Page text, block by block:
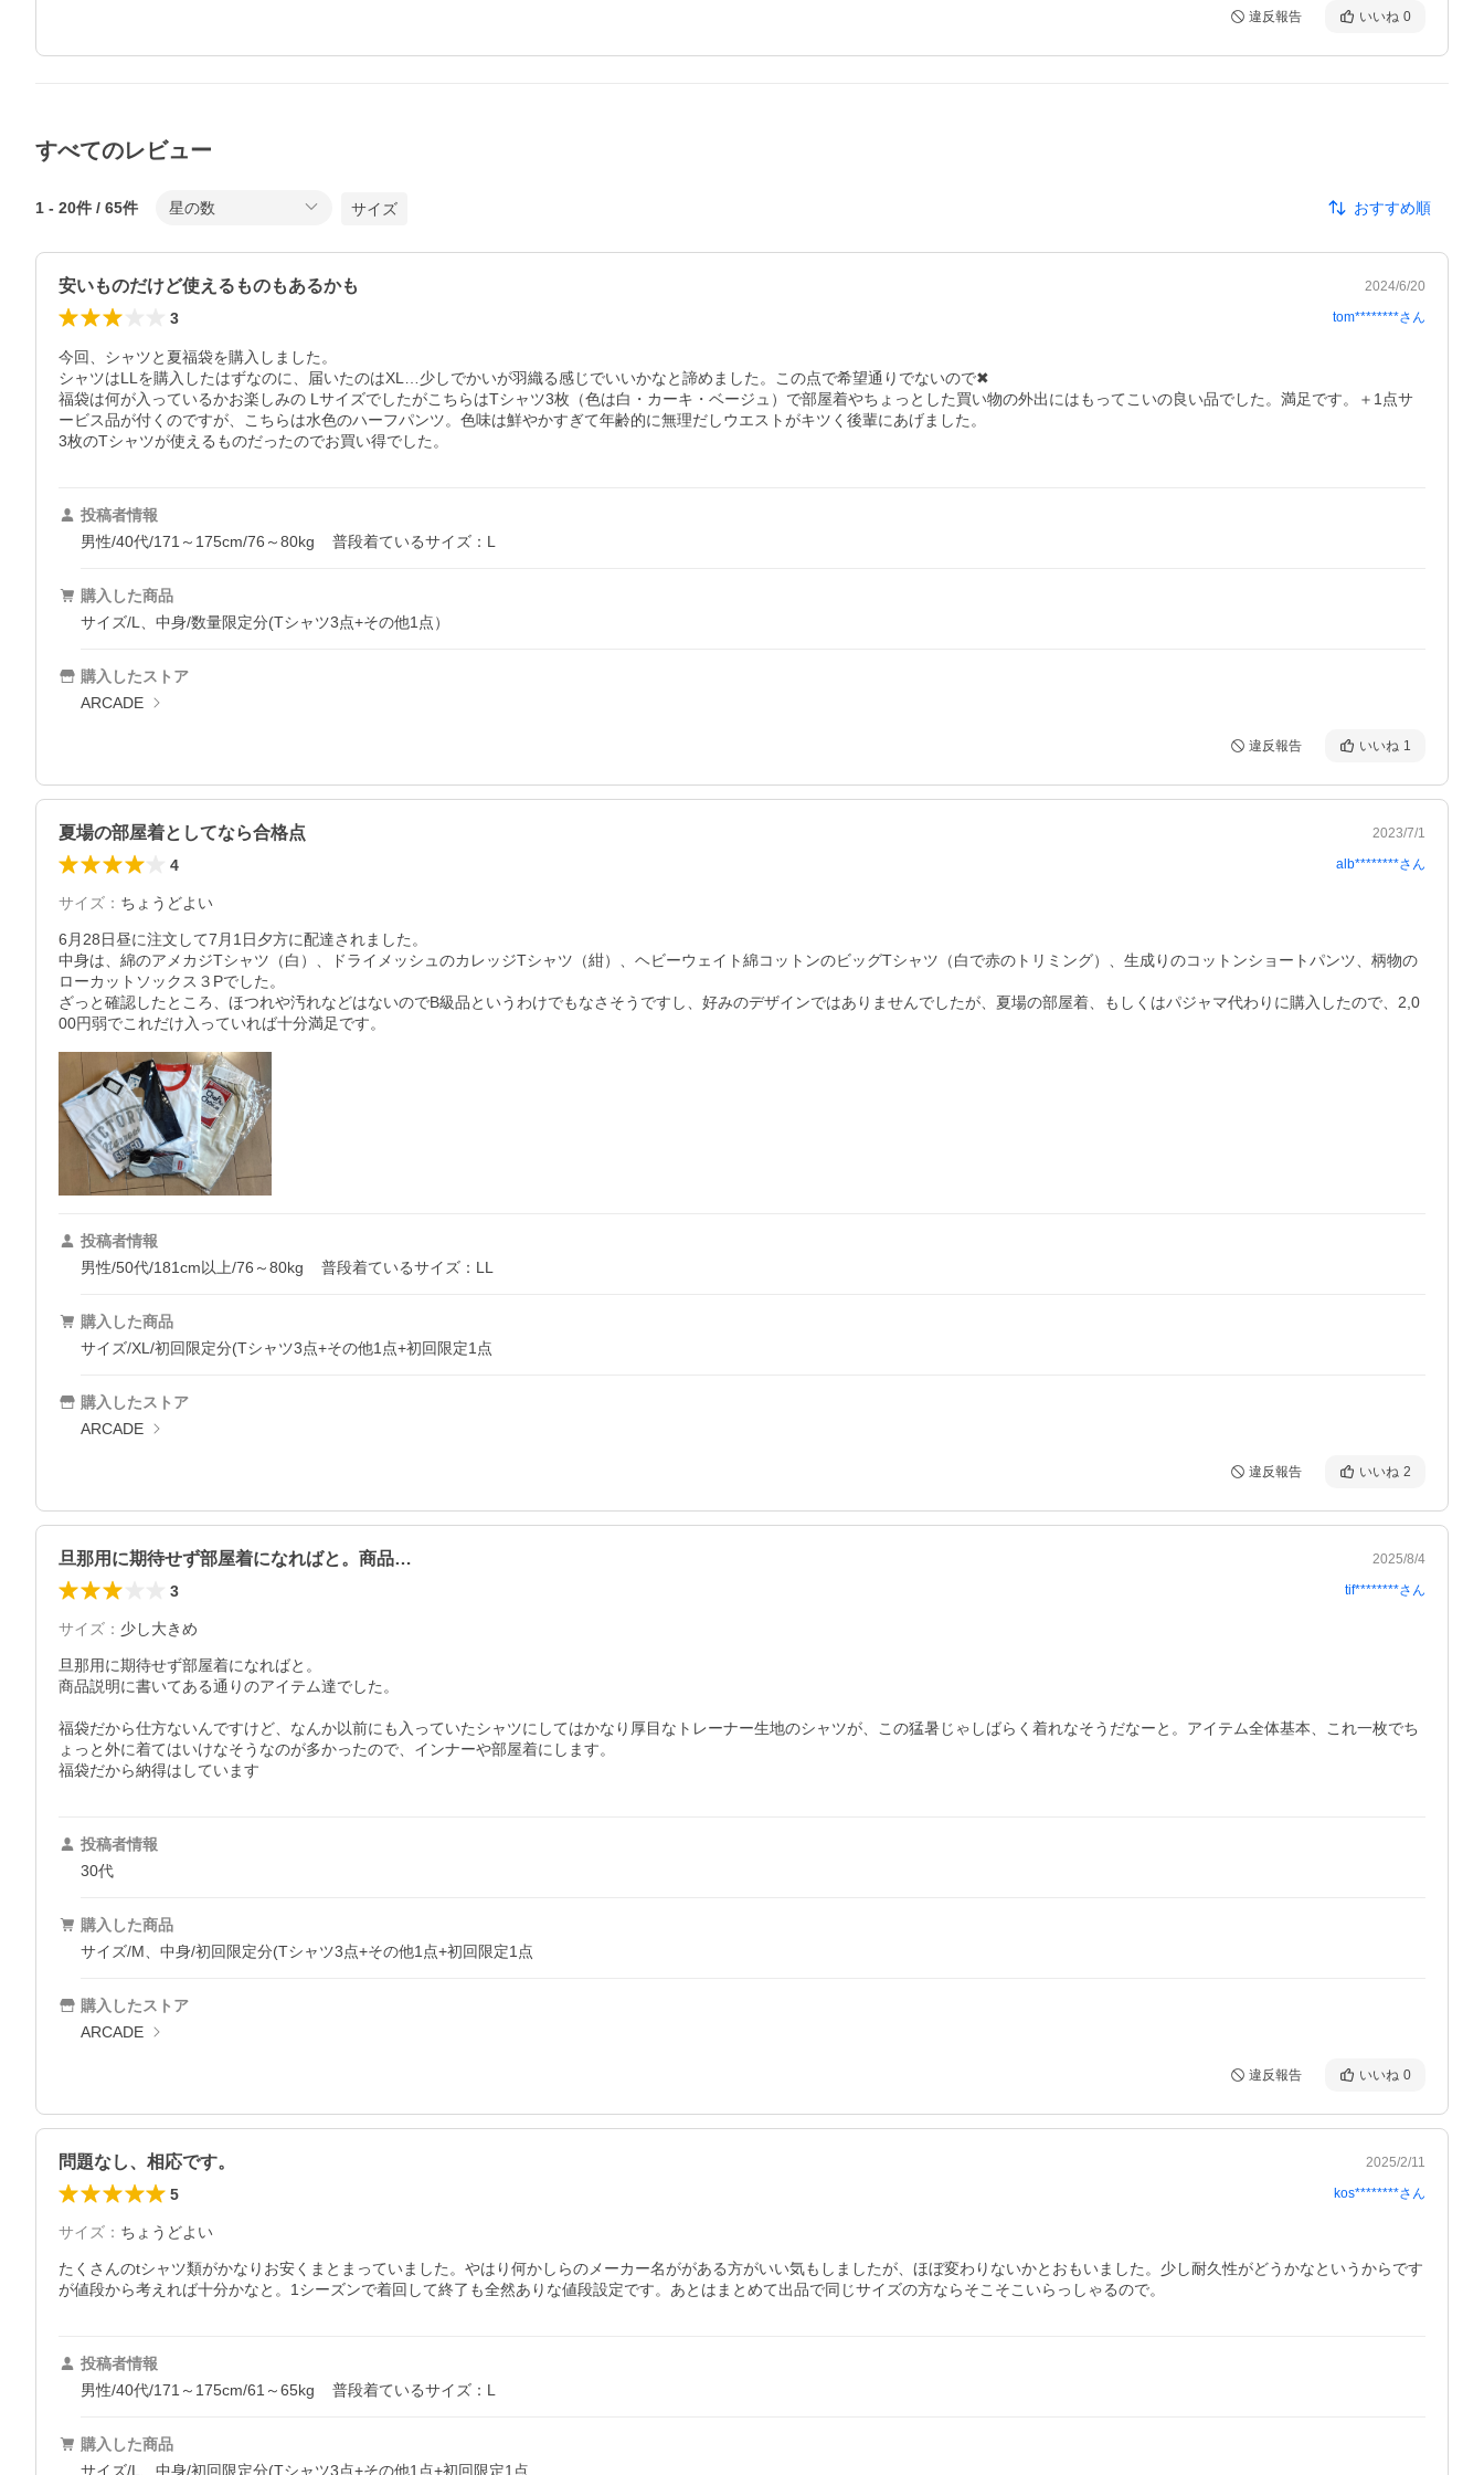
違反報告 いいね 0
すべてのレビュー
1 - 20件 / 65件 星の数 サイズ おすすめ順
安いものだけど使えるものもあるかも 2024/6/20
3 tom********さん
今回、シャツと夏福袋を購入しました。
シャツはLLを購入したはずなのに、届いたのはXL…少しでかいが羽織る感じでいいかなと諦めました。この点で希望通りでないので✖︎
福袋は何が入っているかお楽しみの LサイズでしたがこちらはTシャツ3枚（色は白・カーキ・ベージュ）で部屋着やちょっとした買い物の外出にはもってこいの良い品でした。満足です。＋1点サ
ービス品が付くのですが、こちらは水色のハーフパンツ。色味は鮮やかすぎて年齢的に無理だしウエストがキツく後輩にあげました。
3枚のTシャツが使えるものだったのでお買い得でした。
投稿者情報
男性/40代/171～175cm/76～80kg
普段着ているサイズ：L
購入した商品
サイズ/L、中身/数量限定分(Tシャツ3点+その他1点）
購入したストア
ARCADE
違反報告 いいね 1
夏場の部屋着としてなら合格点 2023/7/1
4 alb********さん
サイズ ： ちょうどよい
6月28日昼に注文して7月1日夕方に配達されました。
中身は、綿のアメカジTシャツ（白）、ドライメッシュのカレッジTシャツ（紺）、ヘビーウェイト綿コットンのビッグTシャツ（白で赤のトリミング）、生成りのコットンショートパンツ、柄物の
ローカットソックス３Pでした。
ざっと確認したところ、ほつれや汚れなどはないのでB級品というわけでもなさそうですし、好みのデザインではありませんでしたが、夏場の部屋着、もしくはパジャマ代わりに購入したので、2,0
00円弱でこれだけ入っていれば十分満足です。
投稿者情報
男性/50代/181cm以上/76～80kg
普段着ているサイズ：LL
購入した商品
サイズ/XL/初回限定分(Tシャツ3点+その他1点+初回限定1点
購入したストア
ARCADE
違反報告 いいね 2
旦那用に期待せず部屋着になればと。商品… 2025/8/4
3 tif********さん
サイズ ： 少し大きめ
旦那用に期待せず部屋着になればと。
商品説明に書いてある通りのアイテム達でした。
福袋だから仕方ないんですけど、なんか以前にも入っていたシャツにしてはかなり厚目なトレーナー生地のシャツが、この猛暑じゃしばらく着れなそうだなーと。アイテム全体基本、これ一枚でち
ょっと外に着てはいけなそうなのが多かったので、インナーや部屋着にします。
福袋だから納得はしています
投稿者情報
30代
購入した商品
サイズ/M、中身/初回限定分(Tシャツ3点+その他1点+初回限定1点
購入したストア
ARCADE
違反報告 いいね 0
問題なし、相応です。 2025/2/11
5 kos********さん
サイズ ： ちょうどよい
たくさんのtシャツ類がかなりお安くまとまっていました。やはり何かしらのメーカー名ががある方がいい気もしましたが、ほぼ変わりないかとおもいました。少し耐久性がどうかなというからです
が値段から考えれば十分かなと。1シーズンで着回して終了も全然ありな値段設定です。あとはまとめて出品で同じサイズの方ならそこそこいらっしゃるので。
投稿者情報
男性/40代/171～175cm/61～65kg
普段着ているサイズ：L
購入した商品
サイズ/L、中身/初回限定分(Tシャツ3点+その他1点+初回限定1点